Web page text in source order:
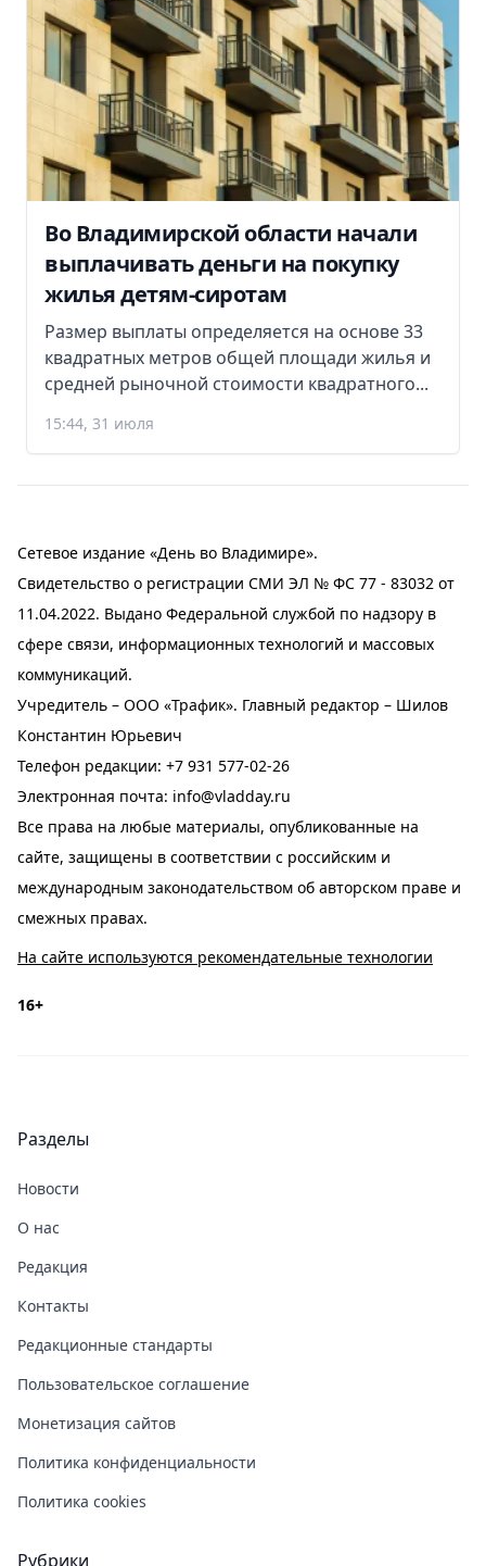
Во Владимирской области начали
выплачивать деньги на покупку
жилья детям-сиротам
Размер выплаты определяется на основе 33
квадратных метров общей площади жилья и
средней рыночной стоимости квадратного...
15:44, 31 июля
Сетевое издание «День во Владимире».
Свидетельство о регистрации СМИ ЭЛ № ФС 77 - 83032 от
11.04.2022. Выдано Федеральной службой по надзору в
сфере связи, информационных технологий и массовых
коммуникаций.
Учредитель – ООО «Трафик». Главный редактор – Шилов
Константин Юрьевич
Телефон редакции: +7 931 577-02-26
Электронная почта: info@vladday.ru
Все права на любые материалы, опубликованные на
сайте, защищены в соответствии с российским и
международным законодательством об авторском праве и
смежных правах.
На сайте используются рекомендательные технологии
16+
Разделы
Новости
О нас
Редакция
Контакты
Редакционные стандарты
Пользовательское соглашение
Монетизация сайтов
Политика конфиденциальности
Политика cookies
Рубрики